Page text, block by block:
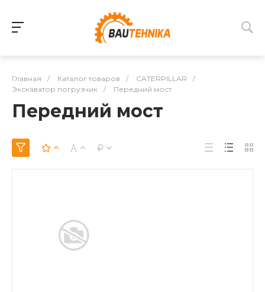
Главная / Каталог товаров / CATERPILLAR
/
Экскаватор погрузчик
/ Передний мост
Передний мост